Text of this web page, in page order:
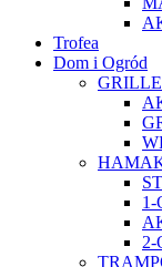
Trofea
Dom i Ogród
1-
2-